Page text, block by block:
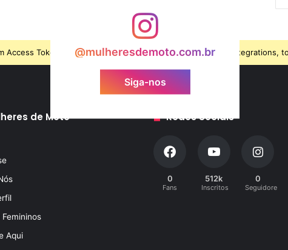
@mulheresdemoto.com.br
Siga-nos
Access Token is expired, Go to the Theme options page > Integrations,
de Moto
Femininos
Aqui
Redes Sociais
0
Fans
512k
Inscritos
0
Seguidores